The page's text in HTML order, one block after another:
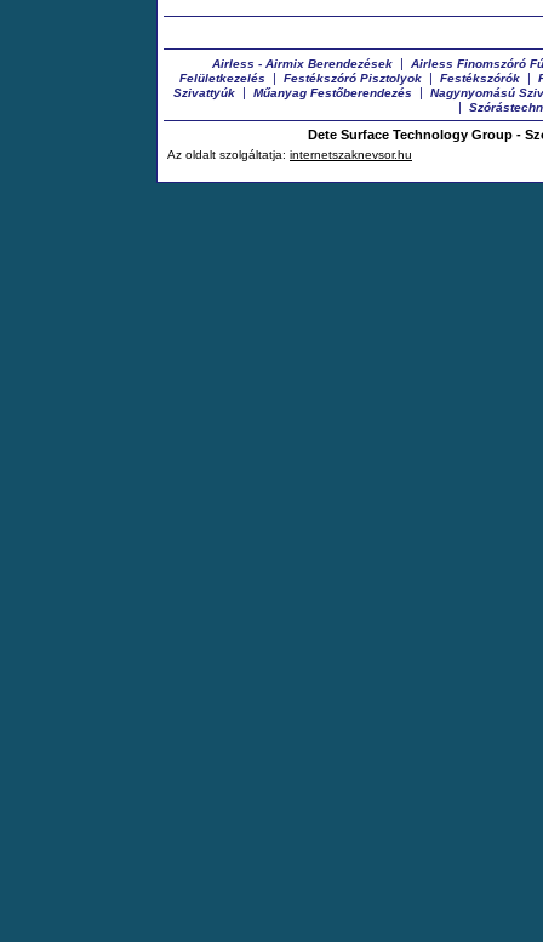
Airless - Airmix Berendezések | Airless Finomszóró
Felületkezelés | Festékszóró Pisztolyok| Festékszórók|
Szivattyúk | Műanyag Festőberendezés | Nagynyomású
|
Dete Surface Technology Group -
Az oldalt szolgáltatja: internetszaknevsor.hu